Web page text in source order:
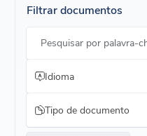
Filtrar documentos
Pesquisar por palavra-
Idioma
Tipo de documento